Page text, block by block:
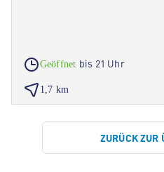
Geöffnet bis 21 Uhr
1,7 km
ZURÜCK ZUR